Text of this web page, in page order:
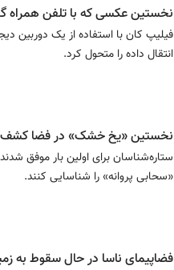
نخستین عکسی که با تلفن همراه
فیلیپ کان با استفاده از یک دوربین
انتقال داده را متحول کرد.
نخستین «یخ خشک» در فضا
ستاره‌شناسان برای اولین بار موفق
«سحابی پروانه» را شناسایی کنند.
فضاپیمای ناسا در حال سقوط به